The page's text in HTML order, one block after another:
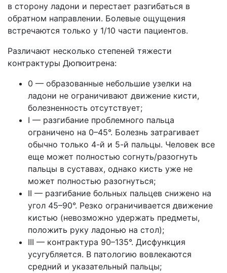
в сторону ладони и перестает разгибаться в
обратном направлении. Болевые ощущения
встречаются только у 1/10 части пациентов.
Различают несколько степеней тяжести
контрактуры Дюпюитрена:
0 — образованные небольшие узелки на
ладони не ограничивают движение кисти,
болезненность отсутствует;
I — разгибание проблемного пальца
ограничено на 0–45°. Болезнь затрагивает
обычно только 4-й и 5-й пальцы. Человек все
еще может полностью согнуть/разогнуть
пальцы в суставах, однако кисть уже не
может полностью разогнуться;
II — разгибание больных пальцев снижено на
угол 45–90°. Резко ограничивается движение
кистью (невозможно удержать предметы,
положить руку ладонью на стол);
III — контрактура 90–135°. Дисфункция
усугубляется. В патологию вовлекаются
средний и указательный пальцы;